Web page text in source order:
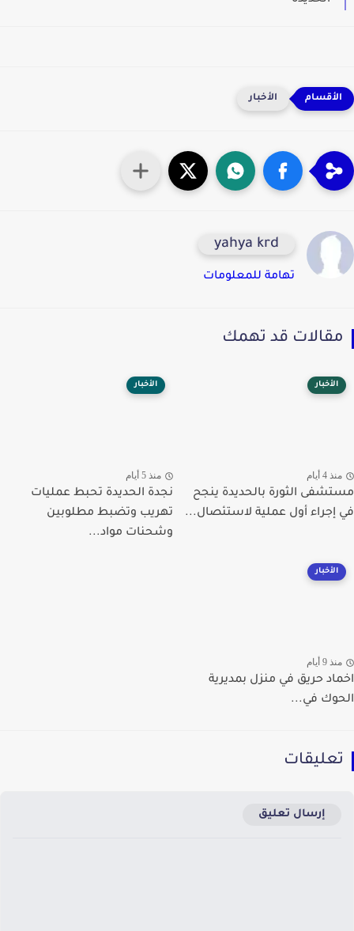
الأخبار
yahya krd
تهامة للمعلومات
قد تهمك
الأخبار
4 أيام
الثورة بالحديدة ينجح
أول عملية لاستئصال...
الأخبار
منذ 5 أيام
نجدة الحديدة تحبط عمليات
تهريب وتضبط مطلوبين
وشحنات مواد...
الأخبار
9 أيام
حريق في منزل بمديرية
في...
إرسال تعليق